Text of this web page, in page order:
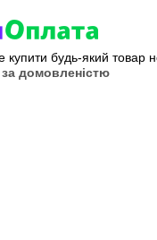
купити будь-який товар
за домовленістю